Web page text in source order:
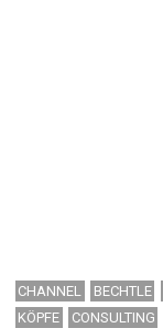
CHANNEL BECHTLE
KÖPFE
CONSULTING